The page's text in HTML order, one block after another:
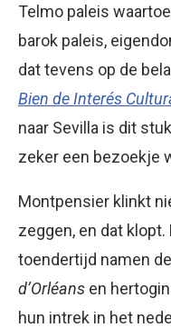
Telmo paleis
barok paleis,
dat tevens op de
Bien de Interés
naar Sevilla is dit
zeker een bezoekje
Montpensier klinkt
zeggen, en dat
toendertijd namen
d’Orléans en hertogin
hun intrek in het